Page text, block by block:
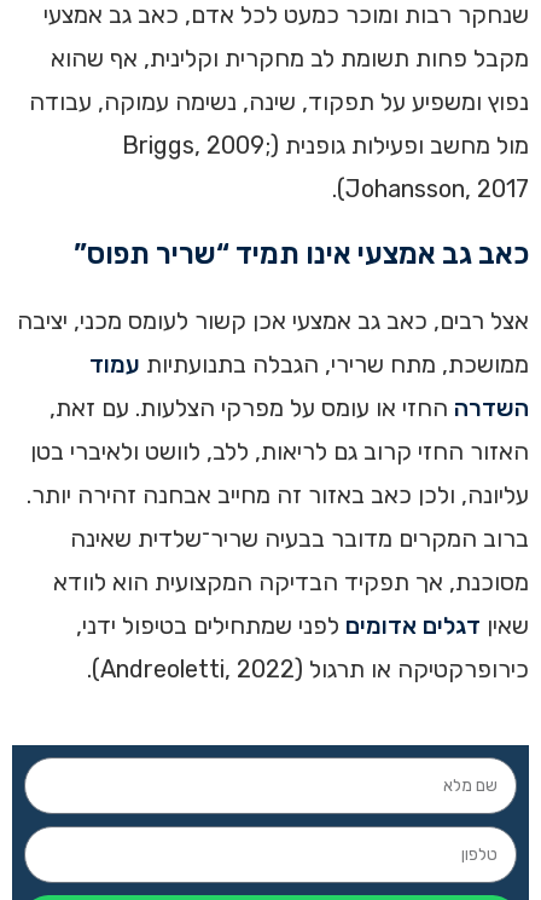
שנחקר רבות ומוכר כמעט לכל אדם, כאב גב אמצעי
מקבל פחות תשומת לב מחקרית וקלינית, אף שהוא
נפוץ ומשפיע על תפקוד, שינה, נשימה עמוקה, עבודה
מול מחשב ופעילות גופנית (Briggs, 2009;
Johansson, 2017).
כאב גב אמצעי אינו תמיד “שריר תפוס”
אצל רבים, כאב גב אמצעי אכן קשור לעומס מכני, יציבה
ממושכת, מתח שרירי, הגבלה בתנועתיות עמוד
השדרה החזי או עומס על מפרקי הצלעות. עם זאת,
האזור החזי קרוב גם לריאות, ללב, לוושט ולאיברי בטן
עליונה, ולכן כאב באזור זה מחייב אבחנה זהירה יותר.
ברוב המקרים מדובר בבעיה שריר־שלדית שאינה
מסוכנת, אך תפקיד הבדיקה המקצועית הוא לוודא
שאין דגלים אדומים לפני שמתחילים בטיפול ידני,
כירופרקטיקה או תרגול (Andreoletti, 2022).